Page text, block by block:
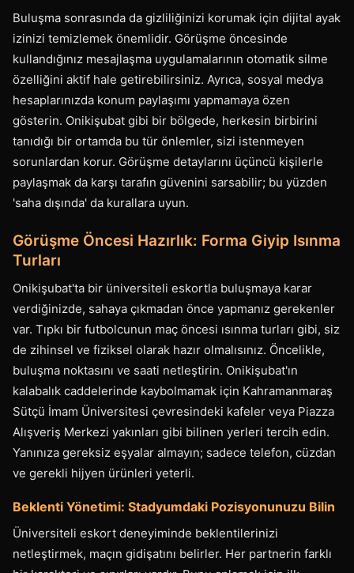
Buluşma sonrasında da gizliliğinizi korumak için dijital ayak
izinizi temizlemek önemlidir. Görüşme öncesinde
kullandığınız mesajlaşma uygulamalarının otomatik silme
özelliğini aktif hale getirebilirsiniz. Ayrıca, sosyal medya
hesaplarınızda konum paylaşımı yapmamaya özen
gösterin. Onikişubat gibi bir bölgede, herkesin birbirini
tanıdığı bir ortamda bu tür önlemler, sizi istenmeyen
sorunlardan korur. Görüşme detaylarını üçüncü kişilerle
paylaşmak da karşı tarafın güvenini sarsabilir; bu yüzden
'saha dışında' da kurallara uyun.
Görüşme Öncesi Hazırlık: Forma Giyip Isınma
Turları
Onikişubat'ta bir üniversiteli eskortla buluşmaya karar
verdiğinizde, sahaya çıkmadan önce yapmanız gerekenler
var. Tıpkı bir futbolcunun maç öncesi ısınma turları gibi, siz
de zihinsel ve fiziksel olarak hazır olmalısınız. Öncelikle,
buluşma noktasını ve saati netleştirin. Onikişubat'ın
kalabalık caddelerinde kaybolmamak için Kahramanmaraş
Sütçü İmam Üniversitesi çevresindeki kafeler veya Piazza
Alışveriş Merkezi yakınları gibi bilinen yerleri tercih edin.
Yanınıza gereksiz eşyalar almayın; sadece telefon, cüzdan
ve gerekli hijyen ürünleri yeterli.
Beklenti Yönetimi: Stadyumdaki Pozisyonunuzu Bilin
Üniversiteli eskort deneyiminde beklentilerinizi
netleştirmek, maçın gidişatını belirler. Her partnerin farklı